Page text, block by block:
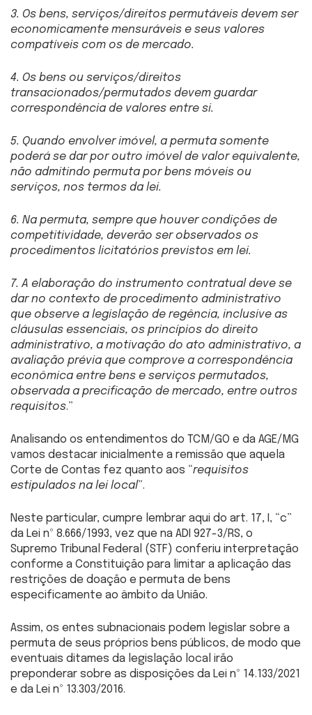
3. Os bens, serviços/direitos permutáveis devem ser
economicamente mensuráveis e seus valores
compatíveis com os de mercado.
4. Os bens ou serviços/direitos
transacionados/permutados devem guardar
correspondência de valores entre si.
5. Quando envolver imóvel, a permuta somente
poderá se dar por outro imóvel de valor equivalente,
não admitindo permuta por bens móveis ou
serviços, nos termos da lei.
6. Na permuta, sempre que houver condições de
competitividade, deverão ser observados os
procedimentos licitatórios previstos em lei.
7. A elaboração do instrumento contratual deve se
dar no contexto de procedimento administrativo
que observe a legislação de regência, inclusive as
cláusulas essenciais, os princípios do direito
administrativo, a motivação do ato administrativo, a
avaliação prévia que comprove a correspondência
econômica entre bens e serviços permutados,
observada a precificação de mercado, entre outros
requisitos.”
Analisando os entendimentos do TCM/GO e da AGE/MG
vamos destacar inicialmente a remissão que aquela
Corte de Contas fez quanto aos “requisitos
estipulados na lei local”.
Neste particular, cumpre lembrar aqui do art. 17, I, “c”
da Lei nº 8.666/1993, vez que na ADI 927-3/RS, o
Supremo Tribunal Federal (STF) conferiu interpretação
conforme a Constituição para limitar a aplicação das
restrições de doação e permuta de bens
especificamente ao âmbito da União.
Assim, os entes subnacionais podem legislar sobre a
permuta de seus próprios bens públicos, de modo que
eventuais ditames da legislação local irão
preponderar sobre as disposições da Lei nº 14.133/2021
e da Lei nº 13.303/2016.